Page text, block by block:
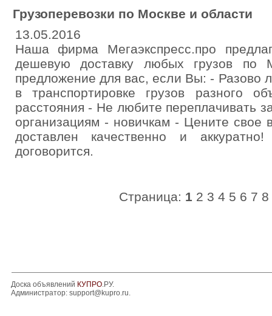
Грузоперевозки по Москве и области
13.05.2016
Наша фирма Мегаэкспресс.про
дешевую доставку любых грузов по
предложение для вас, если Вы: - Разово
в транспортировке грузов разного
расстояния - Не любите переплачивать
организациям - новичкам - Цените свое
доставлен качественно и
договорится.
Страница: 1 2 3 4 5 6 7 8
Доска объявлений КУПРО.РУ.
Администратор: support@kupro.ru.